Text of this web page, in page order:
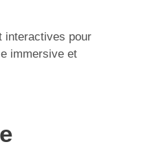
interactives pour
immersive et